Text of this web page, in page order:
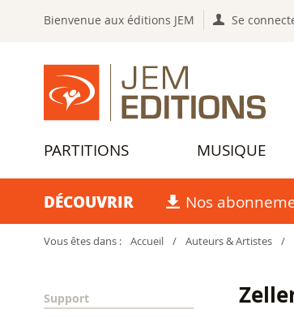
Bienvenue aux éditions JEM Se
PARTITIONS MUSIQUE
DÉCOUVRIR Nos
Vous êtes dans : Accueil / Auteurs & Artistes /
Support